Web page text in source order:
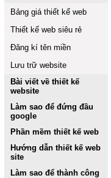
Bảng giá thiết kế web
Thiết kế web siêu rẻ
Đăng kí tên miền
Lưu trữ website
Bài viết về thiết kế
website
Làm sao để đứng đầu
google
Phần mềm thiết kế web
Hướng dẫn thiết kế web
site
Làm sao để thành công